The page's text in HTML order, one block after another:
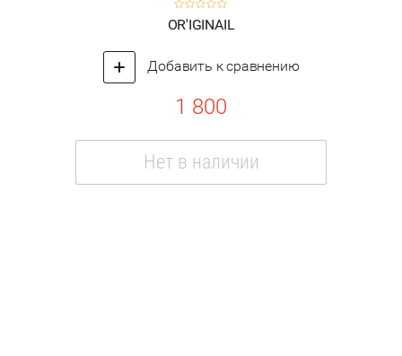
OR'IGINAIL
Добавить к сравнению
1 800
Нет в наличии